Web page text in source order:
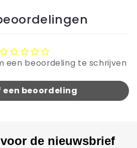
een beoordeling te schrijven
een beoordeling
de nieuwsbrief